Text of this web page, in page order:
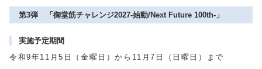
第3弾 「御堂筋チャレンジ2027-始動/Next Future 100th-」
実施予定期間
令和9年11月5日（金曜日）から11月7日（日曜日）まで